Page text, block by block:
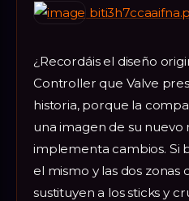
¿Recordáis el diseño
Controller que Valve
historia, porque la
una imagen de su nuevo
implementa cambios. Si
el mismo y las dos zonas
sustituyen a los sticks y